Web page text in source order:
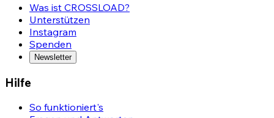
Was ist CROSSLOAD?
Unterstützen
Instagram
Spenden
Newsletter
Hilfe
So funktioniert's